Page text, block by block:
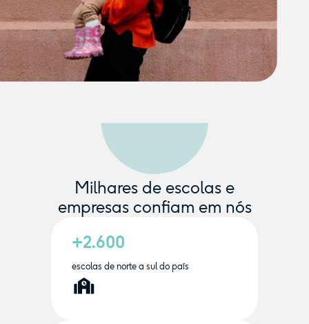
Milhares de escolas e
empresas confiam em nós
+2.600
escolas de norte a sul do país